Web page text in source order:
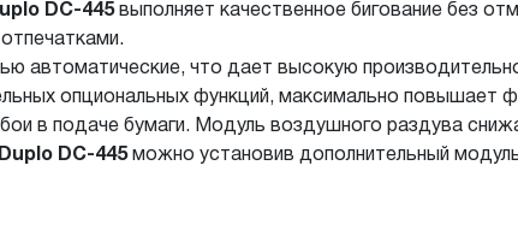
DС-445выполняет качественное бигование без
автоматические, что дает высокую
опциональных функций, максимально повышает
в подаче бумаги. Модуль воздушного раздува
Duplo DC-445можно установив дополнительный